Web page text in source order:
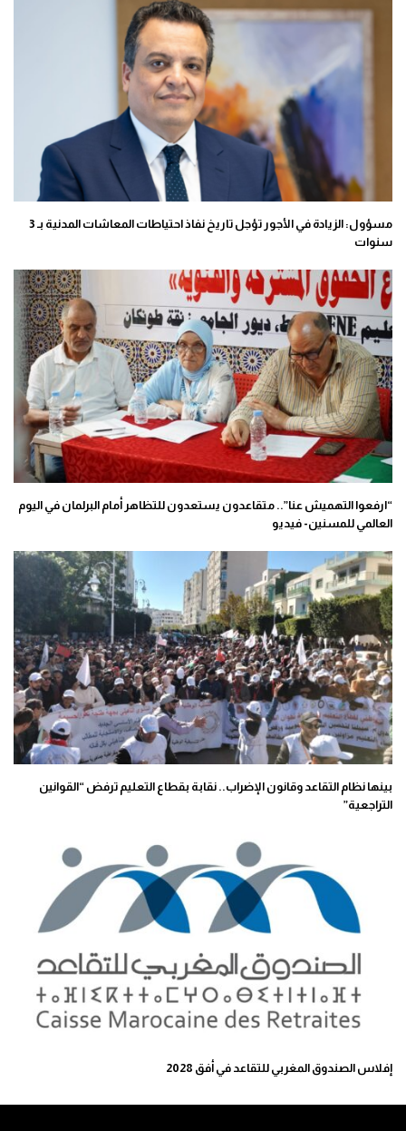
مسؤول: الزيادة في الأجور تؤجل تاريخ نفاذ احتياطات المعاشات المدنية بـ 3
سنوات
“ارفعوا التهميش عنا”.. متقاعدون يستعدون للتظاهر أمام البرلمان في اليوم
العالمي للمسنين- فيديو
بينها نظام التقاعد وقانون الإضراب.. نقابة بقطاع التعليم ترفض “القوانين
التراجعية”
إفلاس الصندوق المغربي للتقاعد في أفق 2028